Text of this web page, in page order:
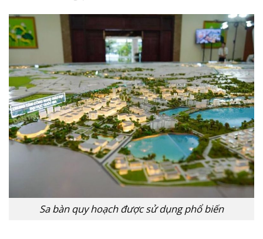
Sa bàn quy hoạch được sử dụng phổ biến